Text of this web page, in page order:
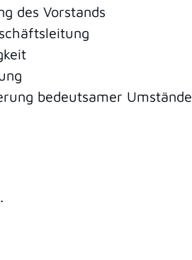
des Vorstands
bedeutsamer Umstände